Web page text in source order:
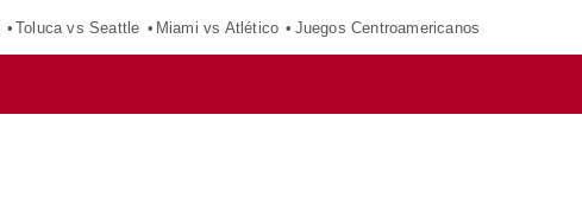
Toluca vs Seattle Miami vs Atlético Juegos Centroamericanos